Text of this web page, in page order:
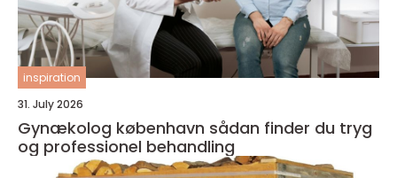
inspiration
31. July 2026
Gynækolog københavn sådan finder du tryg
og professionel behandling